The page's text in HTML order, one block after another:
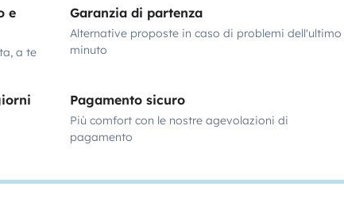
e
a te
Garanzia di partenza
Alternative proposte in caso di problemi dell'ultimo
minuto
Pagamento sicuro
Più comfort con le nostre agevolazioni di
pagamento